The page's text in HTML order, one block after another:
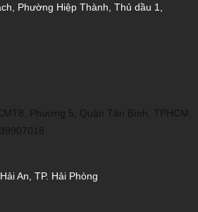
Phường Hiệp Thành, Thủ dầu 1,
Phường 5, Quận Tân Bình, TPHCM
An, TP. Hải Phòng